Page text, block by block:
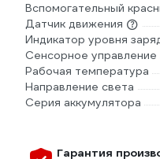
Вспомогательный
Датчик движения
Индикатор уровня
Сенсорное управление
Рабочая температура
Направление света
Серия аккумулятора
Гарантия